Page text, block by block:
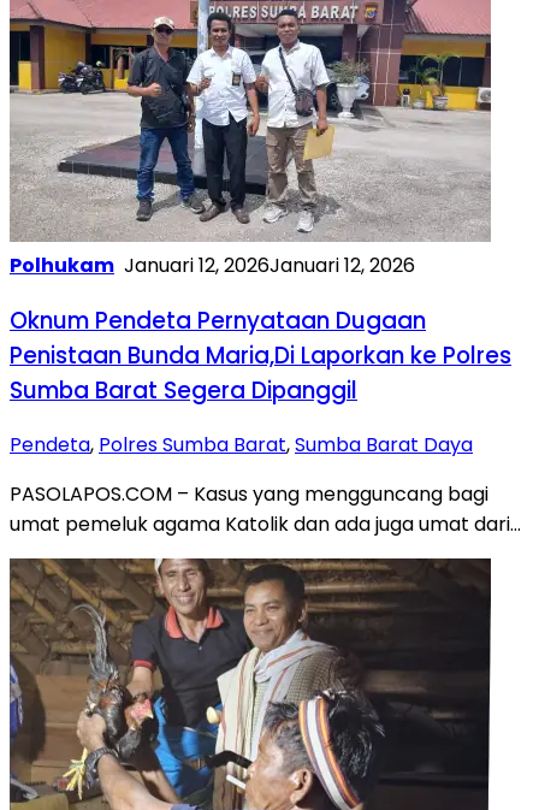
Polhukam Januari 12, 2026Januari 12, 2026
Oknum Pendeta Pernyataan Dugaan
Penistaan Bunda Maria,Di Laporkan ke Polres
Sumba Barat Segera Dipanggil
Pendeta, Polres Sumba Barat,Sumba Barat Daya
PASOLAPOS.COM – Kasus yang mengguncang bagi
umat pemeluk agama Katolik dan ada juga umat dari…